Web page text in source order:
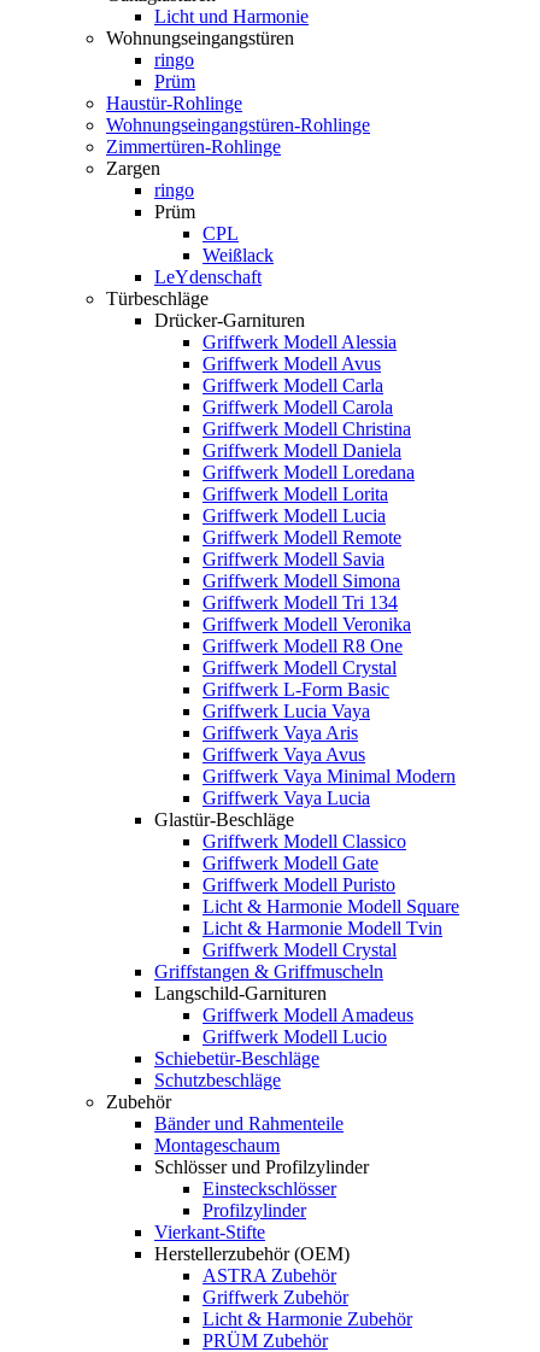
Licht und Harmonie
Wohnungseingangstüren
ringo
Prüm
Haustür-Rohlinge
Wohnungseingangstüren-Rohlinge
Zimmertüren-Rohlinge
Zargen
ringo
Prüm
CPL
Weißlack
LeYdenschaft
Türbeschläge
Drücker-Garnituren
Griffwerk Modell Alessia
Griffwerk Modell Avus
Griffwerk Modell Carla
Griffwerk Modell Carola
Griffwerk Modell Christina
Griffwerk Modell Daniela
Griffwerk Modell Loredana
Griffwerk Modell Lorita
Griffwerk Modell Lucia
Griffwerk Modell Remote
Griffwerk Modell Savia
Griffwerk Modell Simona
Griffwerk Modell Tri 134
Griffwerk Modell Veronika
Griffwerk Modell R8 One
Griffwerk Modell Crystal
Griffwerk L-Form Basic
Griffwerk Lucia Vaya
Griffwerk Vaya Aris
Griffwerk Vaya Avus
Griffwerk Vaya Minimal Modern
Griffwerk Vaya Lucia
Glastür-Beschläge
Griffwerk Modell Classico
Griffwerk Modell Gate
Griffwerk Modell Puristo
Licht & Harmonie Modell Square
Licht & Harmonie Modell Tvin
Griffwerk Modell Crystal
Griffstangen & Griffmuscheln
Langschild-Garnituren
Griffwerk Modell Amadeus
Griffwerk Modell Lucio
Schiebetür-Beschläge
Schutzbeschläge
Zubehör
Bänder und Rahmenteile
Montageschaum
Schlösser und Profilzylinder
Einsteckschlösser
Profilzylinder
Vierkant-Stifte
Herstellerzubehör (OEM)
ASTRA Zubehör
Griffwerk Zubehör
Licht & Harmonie Zubehör
PRÜM Zubehör